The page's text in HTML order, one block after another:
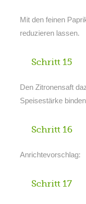
Mit den feinen
reduzieren lassen.
Schritt 15
Den Zitronensaft
Speisestärke
Schritt 16
Anrichtevorschlag:
Schritt 17